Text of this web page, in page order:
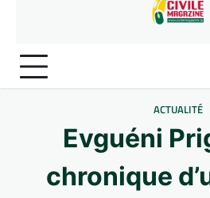
ACTUALITÉ
Evguéni
chronique